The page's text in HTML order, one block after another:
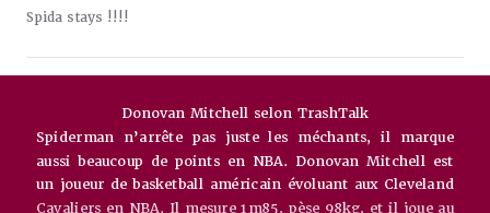
Spida stays !!!!
Donovan Mitchell selon TrashTalk
Spiderman n’arrête pas juste les méchants, il marque
aussi beaucoup de points en NBA. Donovan Mitchell est
un joueur de basketball américain évoluant aux Cleveland
Cavaliers en NBA. Il mesure 1m85, pèse 98kg, et il joue au